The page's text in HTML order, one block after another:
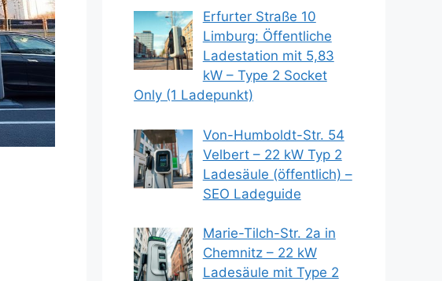
Erfurter Straße 10
Limburg: Öffentliche
Ladestation mit 5,83
kW – Type 2 Socket
Only (1 Ladepunkt)
Von-Humboldt-Str. 54
Velbert – 22 kW Typ 2
Ladesäule (öffentlich) –
SEO Ladeguide
Marie-Tilch-Str. 2a in
Chemnitz – 22 kW
Ladesäule mit Type 2